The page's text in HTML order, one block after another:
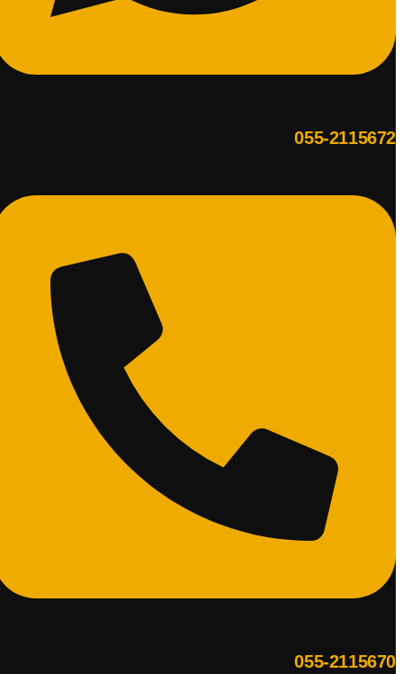
055-2115672
055-2115670